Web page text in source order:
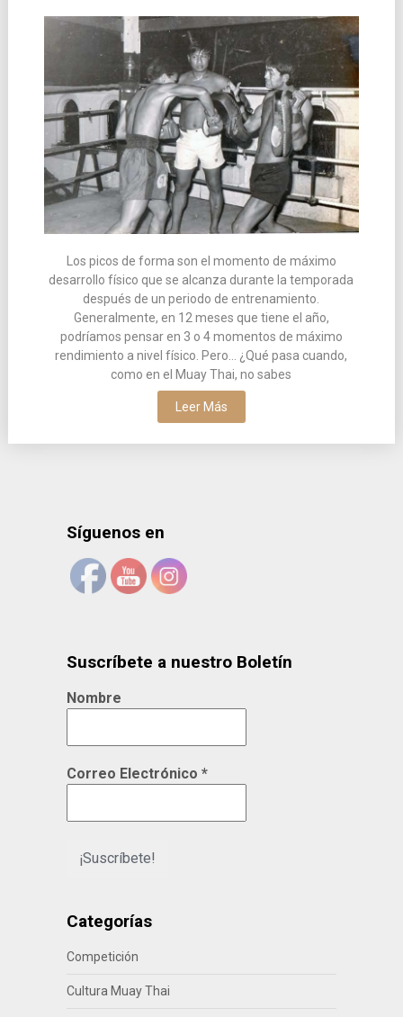
Los picos de forma son el momento de máximo
desarrollo físico que se alcanza durante la temporada
después de un periodo de entrenamiento.
Generalmente, en 12 meses que tiene el año,
podríamos pensar en 3 o 4 momentos de máximo
rendimiento a nivel físico. Pero… ¿Qué pasa cuando,
como en el Muay Thai, no sabes
Leer Más
Síguenos en
Suscríbete a nuestro Boletín
Nombre
Correo Electrónico *
Categorías
Competición
Cultura Muay Thai